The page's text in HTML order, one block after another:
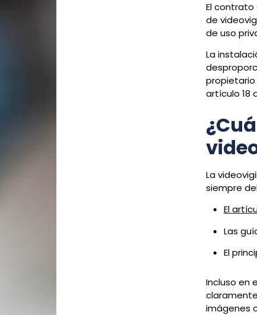
El
de
de uso
La
propietario
artículo 18
La
siempre
El
Las
El
Incluso en
imágenes